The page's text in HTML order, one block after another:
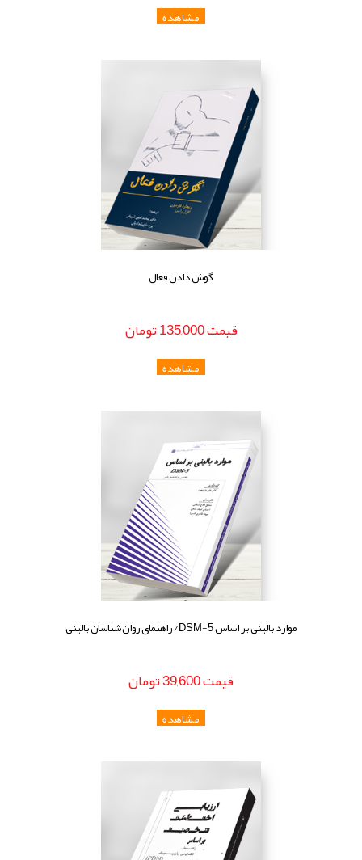
گوش دادن فعال
قيمت135,000تومان
موارد بالینی بر اساس DSM-5/ راهنمای روان شناسان بالینی
قيمت39,600تومان